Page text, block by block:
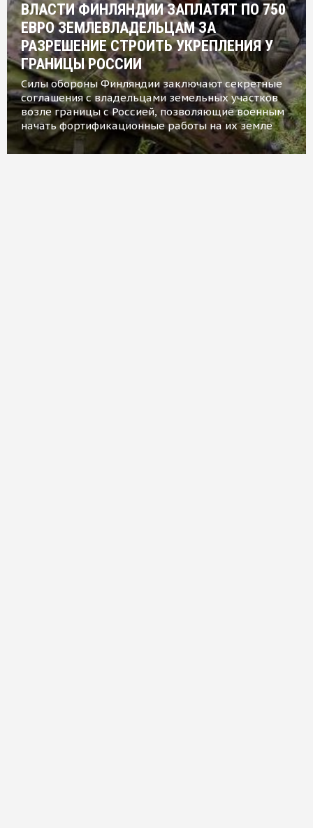
ВЛАСТИ ФИНЛЯНДИИ ЗАПЛАТЯТ ПО 750
ЕВРО ЗЕМЛЕВЛАДЕЛЬЦАМ ЗА
РАЗРЕШЕНИЕ СТРОИТЬ УКРЕПЛЕНИЯ У
ГРАНИЦЫ РОССИИ
Силы обороны Финляндии заключают секретные
соглашения с владельцами земельных участков
возле границы с Россией, позволяющие военным
начать фортификационные работы на их земле